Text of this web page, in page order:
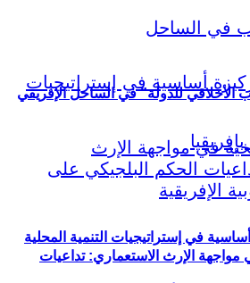
في إستراتيجيات التنمية المحلية
الأخلاقي للدولة” في الساحل الإفريقي
مواجهة الإرث الاستعماري: تداعيات